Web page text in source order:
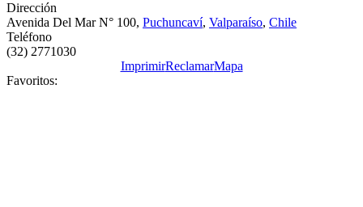
Dirección
Avenida Del Mar N° 100, Puchuncaví, Valparaíso, Chile
Teléfono
(32) 2771030
ImprimirReclamarMapa
Favoritos: